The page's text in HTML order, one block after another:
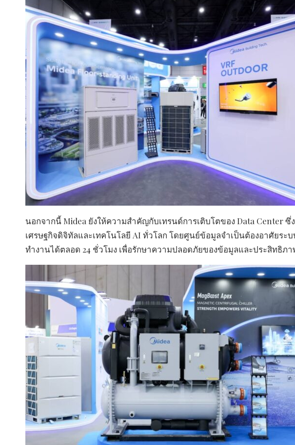
นอกจากนี้ Midea ยังให้ความสำคัญกับเทรนด์การเติบโตของ Data Center
เศรษฐกิจดิจิทัลและเทคโนโลยี AI ทั่วโลก โดยศูนย์ข้อมูลจำเป็นต้องอาศัยร
ทำงานได้ตลอด 24 ชั่วโมง เพื่อรักษาความปลอดภัยของข้อมูลและประสิทธิภ